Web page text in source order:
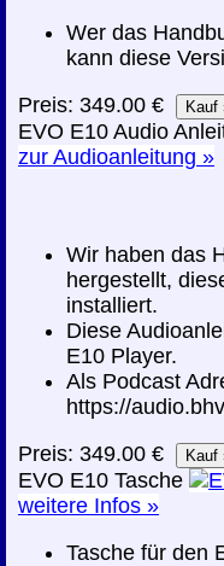
Wer das
kann diese
Preis: 349.00 €
EVO E10 Audio
zur Audioanleitung »
Wir haben das
hergestellt,
installiert.
Diese
E10 Player.
Als Podcast
https://
Preis: 349.00 €
EVO E10 Tasche
weitere Infos »
Tasche für den